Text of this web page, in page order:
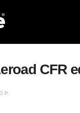
CFR
P.